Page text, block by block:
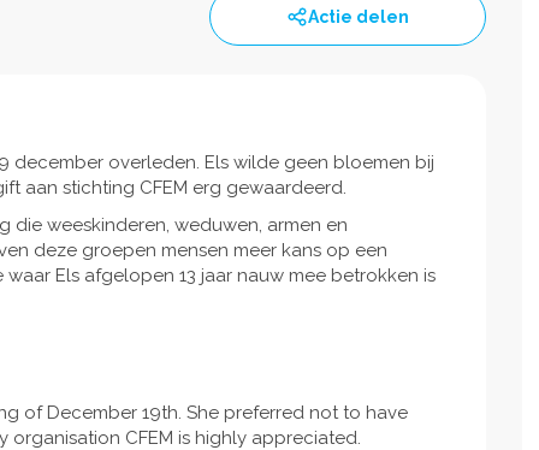
Actie delen
december overleden. Els wilde geen bloemen bij
aan stichting CFEM erg gewaardeerd.
die weeskinderen, weduwen, armen en
deze groepen mensen meer kans op een
Els afgelopen 13 jaar nauw mee betrokken is
of December 19th. She preferred not to have
CFEM is highly appreciated.